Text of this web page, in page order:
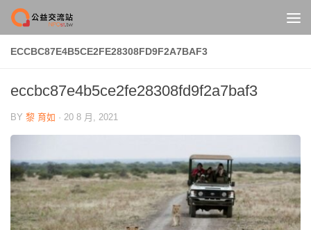
Skip to content
ECCBC87E4B5CE2FE28308FD9F2A7BAF3
eccbc87e4b5ce2fe28308fd9f2a7baf3
BY 黎 育如 · 20 8 月, 2021